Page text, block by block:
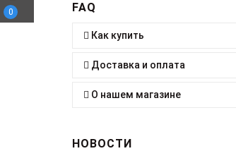
0 FAQ
Как купить
Доставка и оплата
О нашем магазине
НОВОСТИ